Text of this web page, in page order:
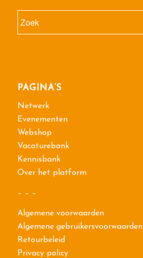
PAGINA’S
Netwerk
Evenementen
Webshop
Vacaturebank
Kennisbank
Over het platform
– – –
Algemene voorwaarden
Algemene gebruikersvoorwaarden
Retourbeleid
Privacy policy